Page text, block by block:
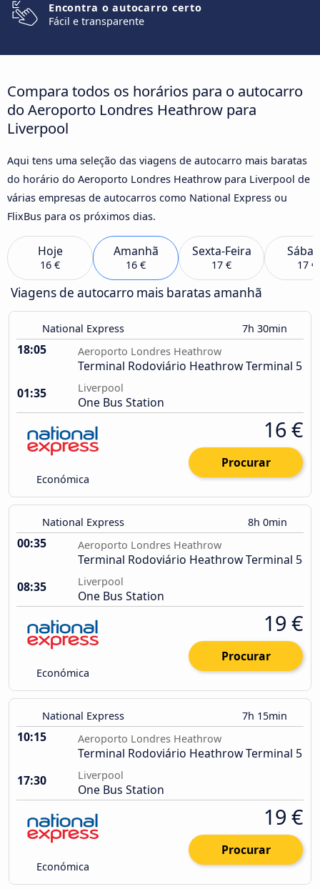
Encontra o autocarro certo
Fácil e transparente
Compara todos os horários para o autocarro
do Aeroporto Londres Heathrow para
Liverpool
Aqui tens uma seleção das viagens de autocarro mais baratas
do horário do Aeroporto Londres Heathrow para Liverpool de
várias empresas de autocarros como National Express ou
FlixBus para os próximos dias.
Hoje
16 €
Amanhã
16 €
Sexta-Feira
17 € 17 €
Viagens de autocarro mais baratas amanhã
National Express 7h 30min
18:05 Aeroporto Londres Heathrow
Terminal Rodoviário Heathrow Terminal 5
01:35
Liverpool
One Bus Station
Económica
16 €
Procurar
National Express 8h 0min
00:35 Aeroporto Londres Heathrow
Terminal Rodoviário Heathrow Terminal 5
08:35
Liverpool
One Bus Station
Económica
19 €
Procurar
National Express 7h 15min
10:15 Aeroporto Londres Heathrow
Terminal Rodoviário Heathrow Terminal 5
17:30
Liverpool
One Bus Station
Económica
19 €
Procurar